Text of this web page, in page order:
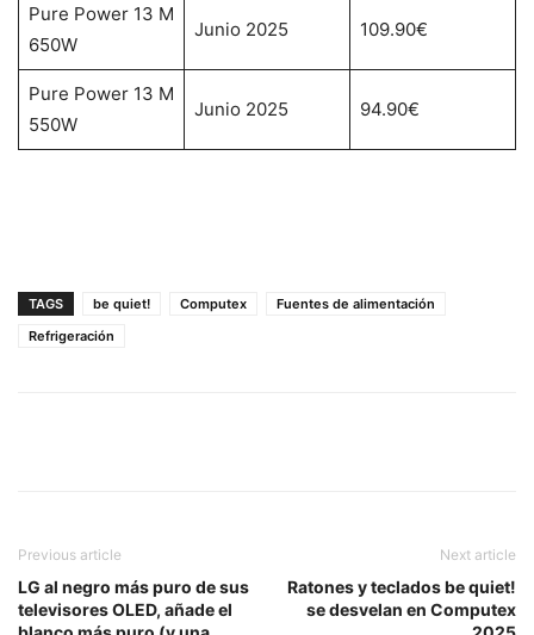
Pure Power 13 M
650W
Junio 2025 109.90€
Pure Power 13 M
550W
Junio 2025 94.90€
TAGS be quiet! Computex
Fuentes de alimentación
Refrigeración
Previous article
LG al negro más puro de sus
televisores OLED, añade el
Next article
Ratones y teclados be quiet!
se desvelan en Computex